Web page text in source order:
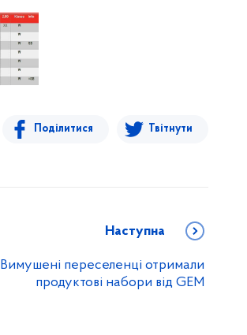
Поділитися Твітнути
Наступна
Вимушені переселенці отримали
продуктові набори від GEM